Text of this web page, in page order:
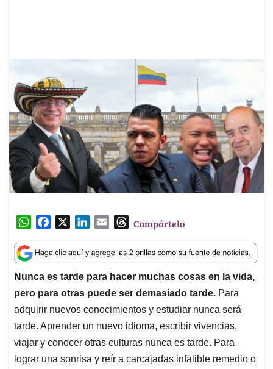
W
a
t
s
A
p
p
c
e
b
o
o
k
n
k
e
d
I
n
a
i
l
T
r
e
a
d
s
Compártelo
Nunca es tarde para hacer muchas cosas en la vida,
pero para otras puede ser demasiado tarde. Para
adquirir nuevos conocimientos y estudiar nunca será
tarde. Aprender un nuevo idioma, escribir vivencias,
viajar y conocer otras culturas nunca es tarde. Para
lograr una sonrisa y reír a carcajadas infalible remedio o